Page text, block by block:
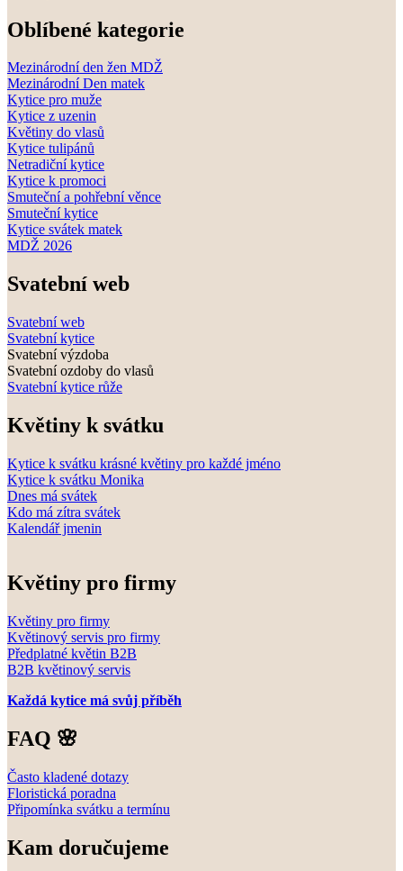
Oblíbené kategorie
Mezinárodní den žen MDŽ
Mezinárodní Den matek
Kytice pro muže
Kytice z uzenin
Květiny do vlasů
Kytice tulipánů
Netradiční kytice
Kytice k promoci
Smuteční a pohřební věnce
Smuteční kytice
Kytice svátek matek
MDŽ 2026
Svatební web
Svatební web
Svatební kytice
Svatební výzdoba
Svatební ozdoby do vlasů
Svatební kytice růže
Květiny k svátku
Kytice k svátku krásné květiny pro každé jméno
Kytice k svátku Monika
Dnes má svátek
Kdo má zítra svátek
Kalendář jmenin
Květiny pro firmy
Květiny pro firmy
Květinový servis pro firmy
Předplatné květin B2B
B2B květinový servis
Každá kytice má svůj příběh
FAQ 🌸
Často kladené dotazy
Floristická poradna
Připomínka svátku a termínu
Kam doručujeme